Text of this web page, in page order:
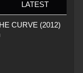
LATEST
CURVE (2012)